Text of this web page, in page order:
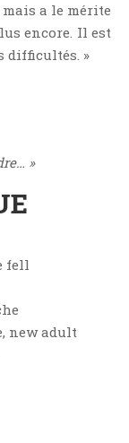
mais a le mérite
encore. Il est
difficultés. »
»
fell
new adult